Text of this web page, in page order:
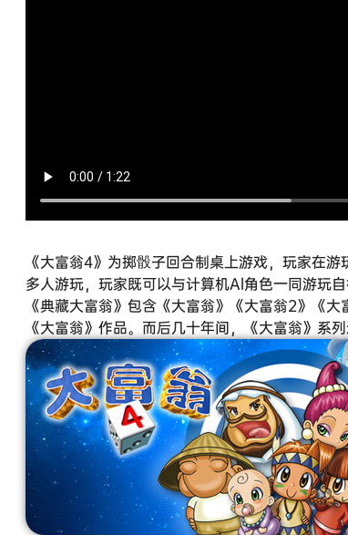
《大富翁4》为掷骰子回合制桌上游戏，玩家在
多人游玩，玩家既可以与计算机Al角色一同游玩
《典藏大富翁》包含《大富翁》《大富翁2》《
《大富翁》作品。而后几十年间，《大富翁》系